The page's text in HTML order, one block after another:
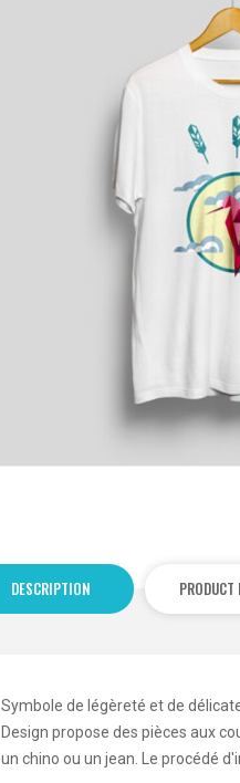
DESCRIPTION PRODUCT
Symbole de légèreté et de
Design propose des pièces aux
un chino ou un jean. Le procédé